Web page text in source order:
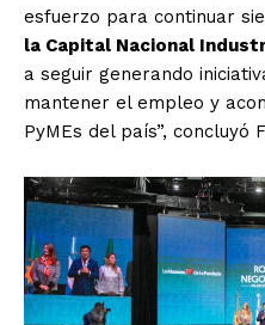
esfuerzo para continuar
la Capital Nacional
a seguir generando
mantener el empleo y
PyMEs del país”, concluyó